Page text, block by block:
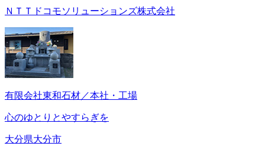
ＮＴＴドコモソリューションズ株式会社
有限会社東和石材／本社・工場
心のゆとりとやすらぎを
大分県大分市